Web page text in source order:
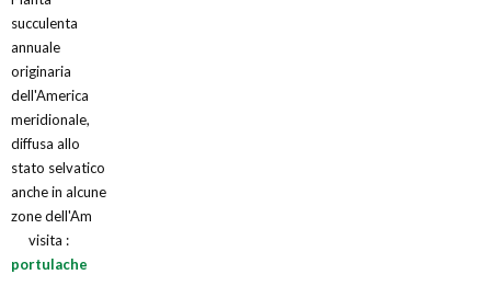
succulenta
annuale
originaria
dell'America
meridionale,
diffusa allo
stato selvatico
anche in alcune
zone dell'Am
visita :
portulache